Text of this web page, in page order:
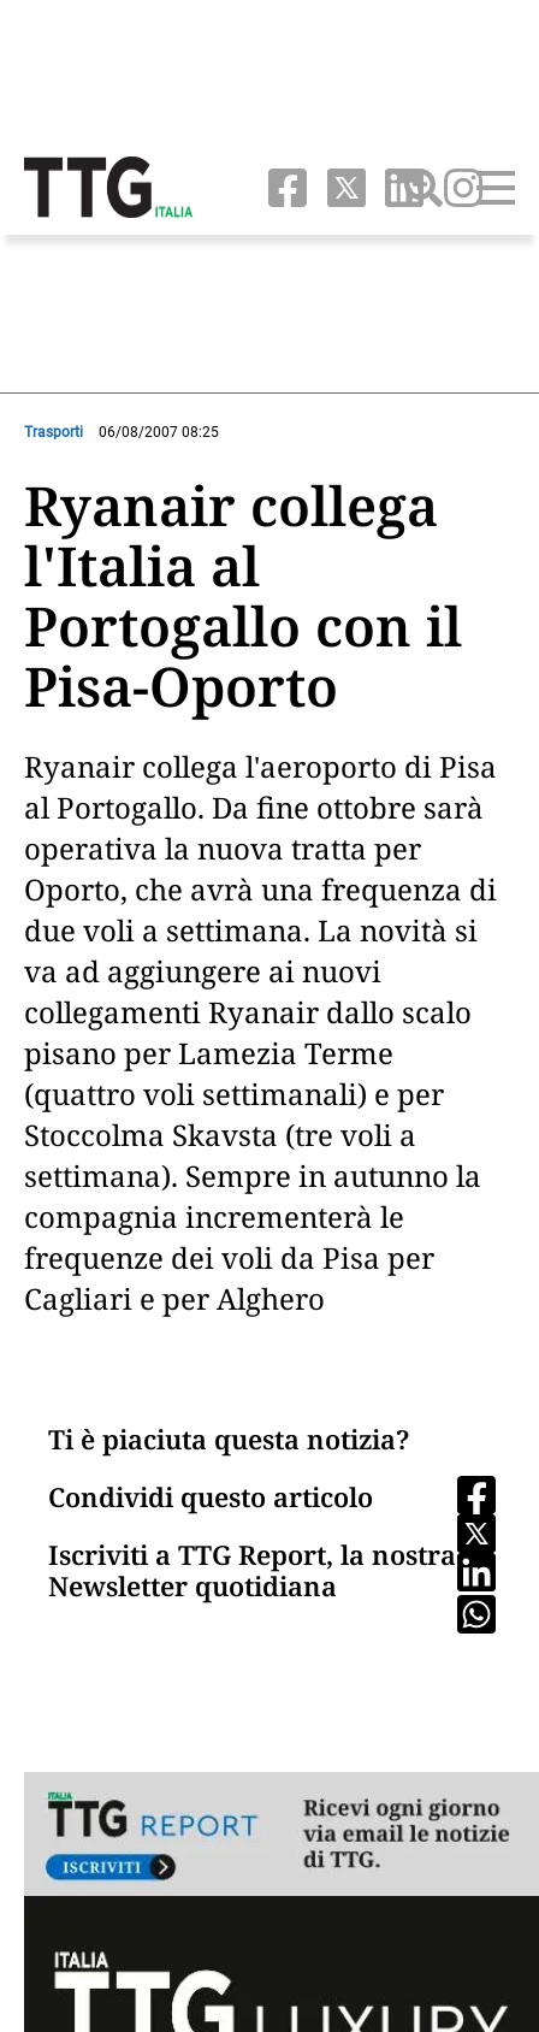
Trasporti 06/08/2007 08:25
Ryanair collega
l'Italia al
Portogallo con il
Pisa-Oporto
Ryanair collega l'aeroporto di Pisa
al Portogallo. Da fine ottobre sarà
operativa la nuova tratta per
Oporto, che avrà una frequenza di
due voli a settimana. La novità si
va ad aggiungere ai nuovi
collegamenti Ryanair dallo scalo
pisano per Lamezia Terme
(quattro voli settimanali) e per
Stoccolma Skavsta (tre voli a
settimana). Sempre in autunno la
compagnia incrementerà le
frequenze dei voli da Pisa per
Cagliari e per Alghero
Ti è piaciuta questa notizia?
Condividi questo articolo
Iscriviti a TTG Report, la nostra
Newsletter quotidiana